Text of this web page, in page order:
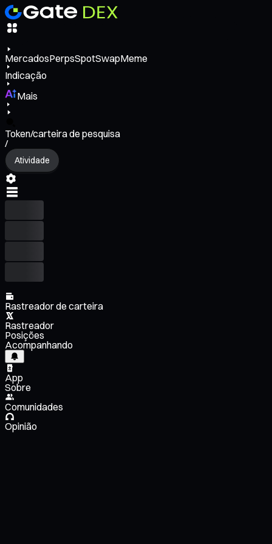
MercadosPerpsSpotSwapMeme
Indicação
Mais
Token/carteira de pesquisa
/
Atividade
Rastreador de carteira
Rastreador
Posições
Acompanhando
App
Sobre
Comunidades
Opinião